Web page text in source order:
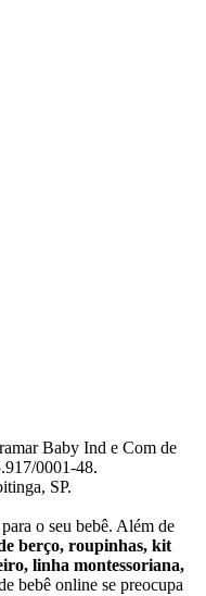
Baby Ind e Com de
0001-48.
SP.
o seu bebê. Além de
berço, roupinhas, kit
linha montessoriana,
bebê online se preocupa